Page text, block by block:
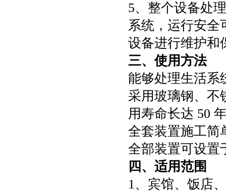
5、整个设备处
系统，运行安全
设备进行维护和
三、使用方法
能够处理生活系
采用玻璃钢、不
用寿命长达 50
全套装置施工简
全部装置可设置
四、适用范围
1、宾馆、饭店